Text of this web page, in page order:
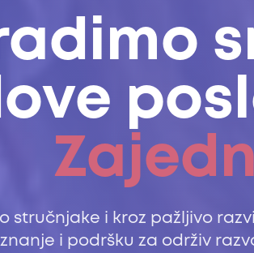
stručnjake i kroz pažljivo
i podršku za održiv